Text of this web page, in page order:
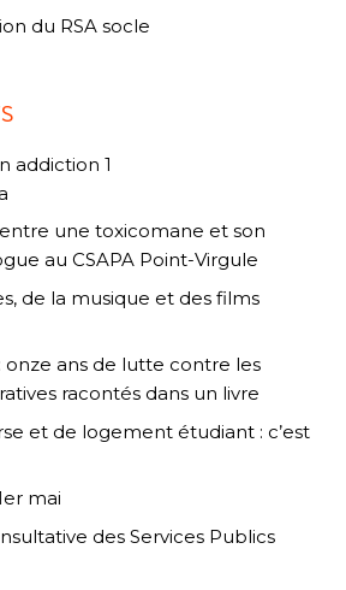
du RSA socle
addiction 1
une toxicomane et son
au CSAPA Point-Virgule
de la musique et des films
onze ans de lutte contre les
racontés dans un livre
et de logement étudiant : c’est
mai
des Services Publics